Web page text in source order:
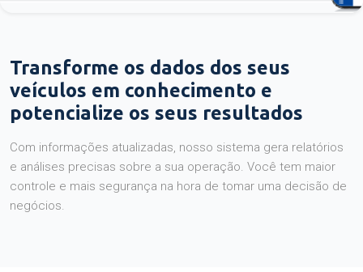
Transforme os dados dos seus
veículos em conhecimento e
potencialize os seus resultados
Com informações atualizadas, nosso sistema gera relatórios
e análises precisas sobre a sua operação. Você tem maior
controle e mais segurança na hora de tomar uma decisão de
negócios.